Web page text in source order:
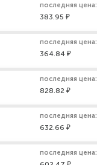
последняя цена:
383.95 ₽
последняя цена:
364.84 ₽
последняя цена:
828.82 ₽
последняя цена:
632.66 ₽
последняя цена: